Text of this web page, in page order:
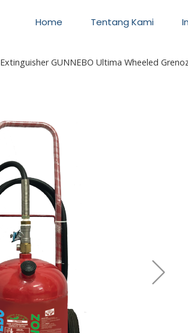
Home Tentang Kami
Extinguisher GUNNEBO Ultima Wheeled